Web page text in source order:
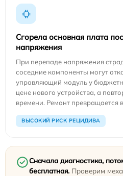
Сгорела основная плата
напряжения
При перепаде напряжения
соседние компоненты могут
управляющий модуль у
цене нового устройства, а
времени. Ремонт превращается
ВЫСОКИЙ РИСК РЕЦИДИВА
Сначала диагностика,
бесплатная. Проверим